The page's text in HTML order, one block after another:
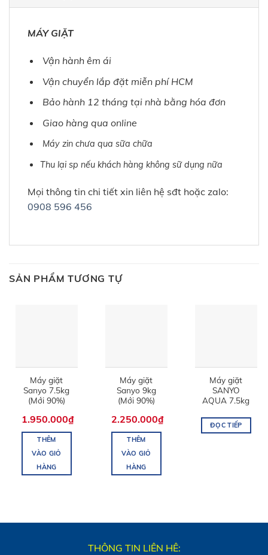
MÁY GIẶT
Vận hành êm ái
Vận chuyển lắp đặt miễn phí HCM
Bảo hành 12 tháng tại nhà bằng hóa đơn
Giao hàng qua online
Máy zin chưa qua sữa chữa
Thu lại sp nếu khách hàng không sữ dụng nữa
Mọi thông tin chi tiết xin liên hệ sđt hoặc zalo:
0908 596 456
SẢN PHẨM TƯƠNG TỰ
Máy giặt
Sanyo 7.5kg
(Mới 90%)
1.950.000₫
THÊM
VÀO GIỎ
HÀNG
Máy giặt
Sanyo 9kg
(Mới 90%)
2.250.000₫
THÊM
VÀO GIỎ
HÀNG
Máy giặt
SANYO
AQUA 7.5kg
ĐỌC TIẾP
THÔNG TIN LIÊN HÊ: